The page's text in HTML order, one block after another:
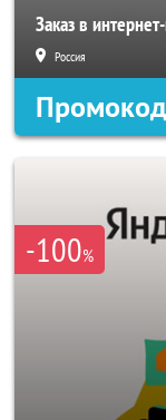
Заказ в
Россия
Промокод
-100%